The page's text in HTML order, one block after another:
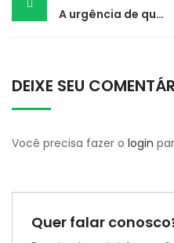
navigation
A urgência de que o trabalho infantil vire crime no Brasil
DEIXE SEU
Você precisa fazer o login
Quer falar